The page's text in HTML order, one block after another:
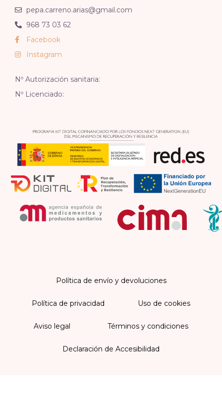
pepa.carreno.arias@gmail.com
968 73 03 62
Facebook
Instagram
Nº Autorización sanitaria:
Nº Licenciado:
Política de envío y devoluciones
Política de privacidad Uso de cookies
Aviso legal Términos y condiciones
Declaración de Accesibilidad